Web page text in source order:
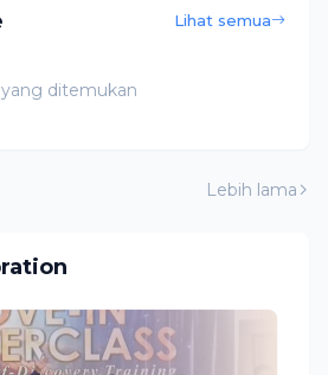
Lihat semua
yang ditemukan
Lebih lama